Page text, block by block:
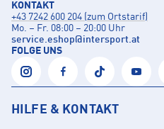
KONTAKT
+43 7242 600 204 (zum Ortstarif)
Mo. – Fr. 08:00 – 20:00 Uhr
service.eshop@intersport.at
FOLGE UNS
HILFE & KONTAKT